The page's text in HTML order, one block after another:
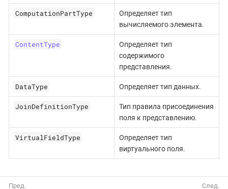
ComputationPartType
Определяет тип
вычисляемого элемента.
ContentType
Определяет тип
содержимого
представления.
DataType Определяет тип данных.
JoinDefinitionType
Тип правила присоединения
поля к представлению.
VirtualFieldType
Определяет тип
виртуального поля.